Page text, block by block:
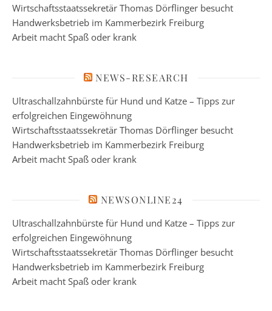
Wirtschaftsstaatssekretär Thomas Dörflinger besucht
Handwerksbetrieb im Kammerbezirk Freiburg
Arbeit macht Spaß oder krank
NEWS-RESEARCH
Ultraschallzahnbürste für Hund und Katze – Tipps zur
erfolgreichen Eingewöhnung
Wirtschaftsstaatssekretär Thomas Dörflinger besucht
Handwerksbetrieb im Kammerbezirk Freiburg
Arbeit macht Spaß oder krank
NEWSONLINE24
Ultraschallzahnbürste für Hund und Katze – Tipps zur
erfolgreichen Eingewöhnung
Wirtschaftsstaatssekretär Thomas Dörflinger besucht
Handwerksbetrieb im Kammerbezirk Freiburg
Arbeit macht Spaß oder krank